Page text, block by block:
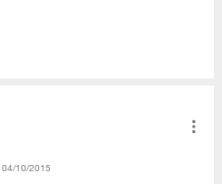
04/10/2015